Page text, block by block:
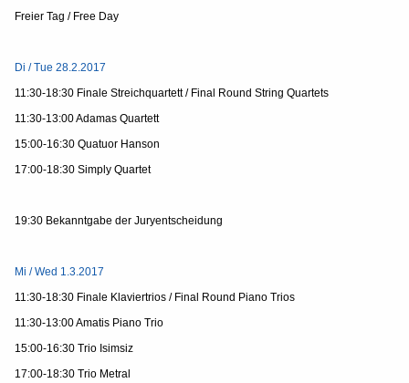
Freier Tag / Free Day
Di / Tue 28.2.2017
11:30-18:30 Finale Streichquartett / Final Round String Quartets
11:30-13:00 Adamas Quartett
15:00-16:30 Quatuor Hanson
17:00-18:30 Simply Quartet
19:30 Bekanntgabe der Juryentscheidung
Mi / Wed 1.3.2017
11:30-18:30 Finale Klaviertrios / Final Round Piano Trios
11:30-13:00 Amatis Piano Trio
15:00-16:30 Trio Isimsiz
17:00-18:30 Trio Metral